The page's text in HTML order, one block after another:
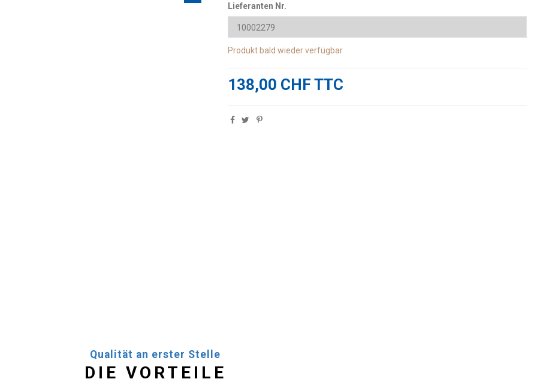
Lieferanten Nr.
Produkt bald wieder verfügbar
138,00 CHF TTC
Qualität an erster Stelle
DIE VORTEILE